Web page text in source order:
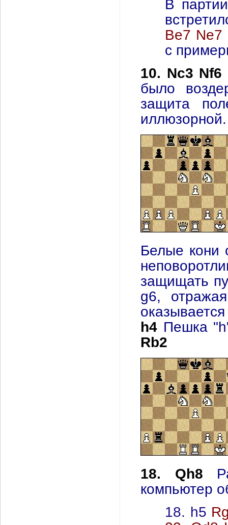
В
Be7 Ne7
с
10. Nc3
было
защита
иллюзорной.
Белые кони
защищать
g6,
h4 Пешка
Rb2
18. Qh8
компьютер
18. h5